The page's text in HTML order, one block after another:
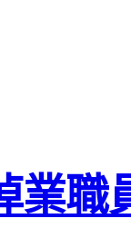
業職